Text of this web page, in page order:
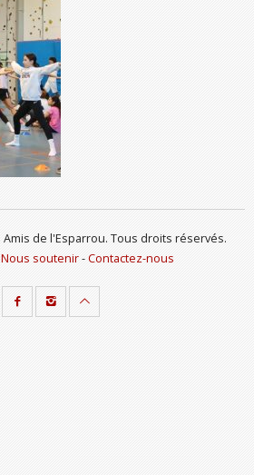
de l'Esparrou. Tous droits réservés.
Nous soutenir-Contactez-nous